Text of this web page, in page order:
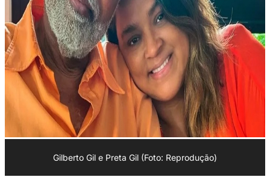
Gilberto Gil e Preta Gil (Foto: Reprodução)